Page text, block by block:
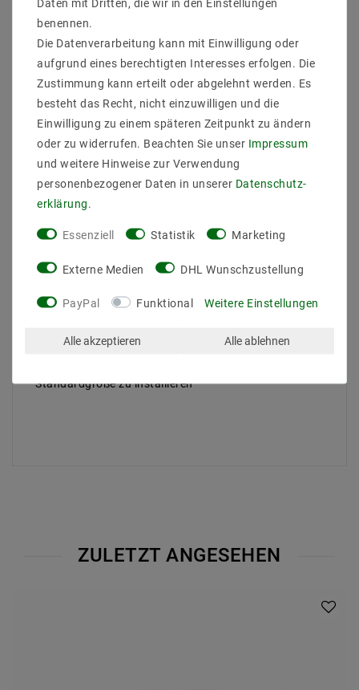
In Übereinstimmung mit IEC 62386-101:2014, IEC
62386-102:2014, IEC 62386-207 Ed2.
Eingebaute DALI-2-Schnittstelle, DALI DT6-Gerät
Passen Sie alle DALI-Systeme auf dem Markt an
AC-Phasenabschnittdimmer mit DALI- und
Druckschalter-Steuerschnittstelle
Ausgangsspannung
1 DALI-Adresse zur Steuerung von 1 Kanalausgang,
bis zu 400 W
Eingang und Ausgang mit Schraubklemmen, sicher
und zuverlässig
Lasten und kapazitive Lasten
Einzeldraht-Druckschaltereingang für Push-Dim-
Große Kompatibilität mit universellen 8V-230V~
LED-Lampen, traditionellen Glüh- und Halogenlampen
Standardgröße zu installieren
ZULETZT ANGESEHEN
Daten mit Dritten, die wir in den Einstellungen
benennen.
Die Datenverarbeitung kann mit Einwilligung oder
aufgrund eines berechtigten Interesses erfolgen. Die
Zustimmung kann erteilt oder abgelehnt werden. Es
besteht das Recht, nicht einzuwilligen und die
Einwilligung zu einem späteren Zeitpunkt zu ändern
oder zu widerrufen. Beachten Sie unser Impressum
und weitere Hinweise zur Verwendung
personenbezogener Daten in unserer Daten­schutz­
erklärung.
Essenziell Statistik Marketing
Externe Medien DHL Wunschzustellung
PayPal Funktional Weitere Einstellungen
Alle akzeptieren Alle ablehnen